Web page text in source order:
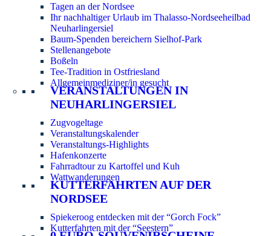
Tagen an der Nordsee
Ihr nachhaltiger Urlaub im Thalasso-Nordseeheilbad
Neuharlingersiel
Baum-Spenden bereichern Sielhof-Park
Stellenangebote
Boßeln
Tee-Tradition in Ostfriesland
Allgemeinmediziner/in gesucht
VERANSTALTUNGEN IN
NEUHARLINGERSIEL
Zugvogeltage
Veranstaltungskalender
Veranstaltungs-Highlights
Hafenkonzerte
Fahrradtour zu Kartoffel und Kuh
Wattwanderungen
KUTTERFAHRTEN AUF DER
NORDSEE
Spiekeroog entdecken mit der “Gorch Fock”
Kutterfahrten mit der “Seestern”